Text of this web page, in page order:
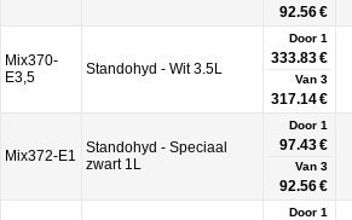
92.56 €
Mix370-
E3,5
Standohyd - Wit 3.5L
Door 1
333.83 €
Van 3
317.14 €
Mix372-E1
Standohyd - Speciaal
zwart 1L
Door 1
97.43 €
Van 3
92.56 €
Door 1